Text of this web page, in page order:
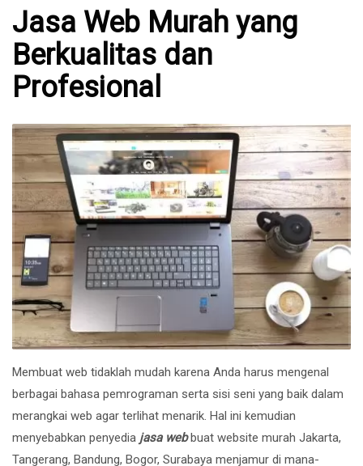
Jasa Web Murah yang
Berkualitas dan
Profesional
Membuat web tidaklah mudah karena Anda harus mengenal
berbagai bahasa pemrograman serta sisi seni yang baik dalam
merangkai web agar terlihat menarik. Hal ini kemudian
menyebabkan penyedia jasa webbuat website murah Jakarta,
Tangerang, Bandung, Bogor, Surabaya menjamur di mana-